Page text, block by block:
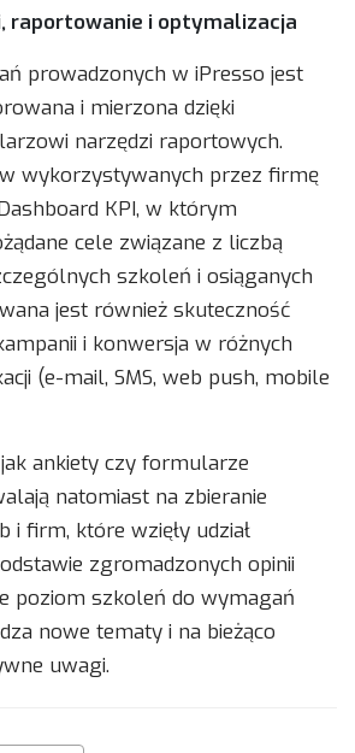
raportowanie i optymalizacja
prowadzonych w iPresso jest
i mierzona dzięki
narzędzi raportowych.
wykorzystywanych przez firmę
KPI, w którym
cele związane z liczbą
szkoleń i osiąganych
jest również skuteczność
i konwersja w różnych
(e-mail, SMS, web push, mobile
ankiety czy formularze
natomiast na zbieranie
i firm, które wzięły udział
zgromadzonych opinii
poziom szkoleń do wymagań
nowe tematy i na bieżąco
uwagi.